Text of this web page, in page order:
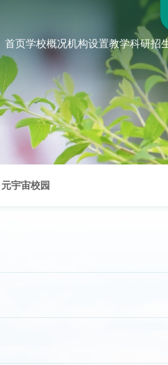
首页学校概况机构设置教学科研招
元宇宙校园